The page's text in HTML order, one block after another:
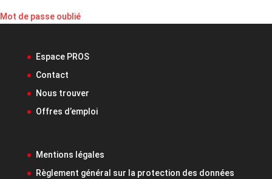
Mot de passe oublié
Espace PROS
Contact
Nous trouver
Offres d’emploi
Mentions légales
Règlement général sur la protection des données